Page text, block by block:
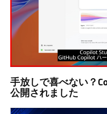
手放しで喜べない？
公開されました